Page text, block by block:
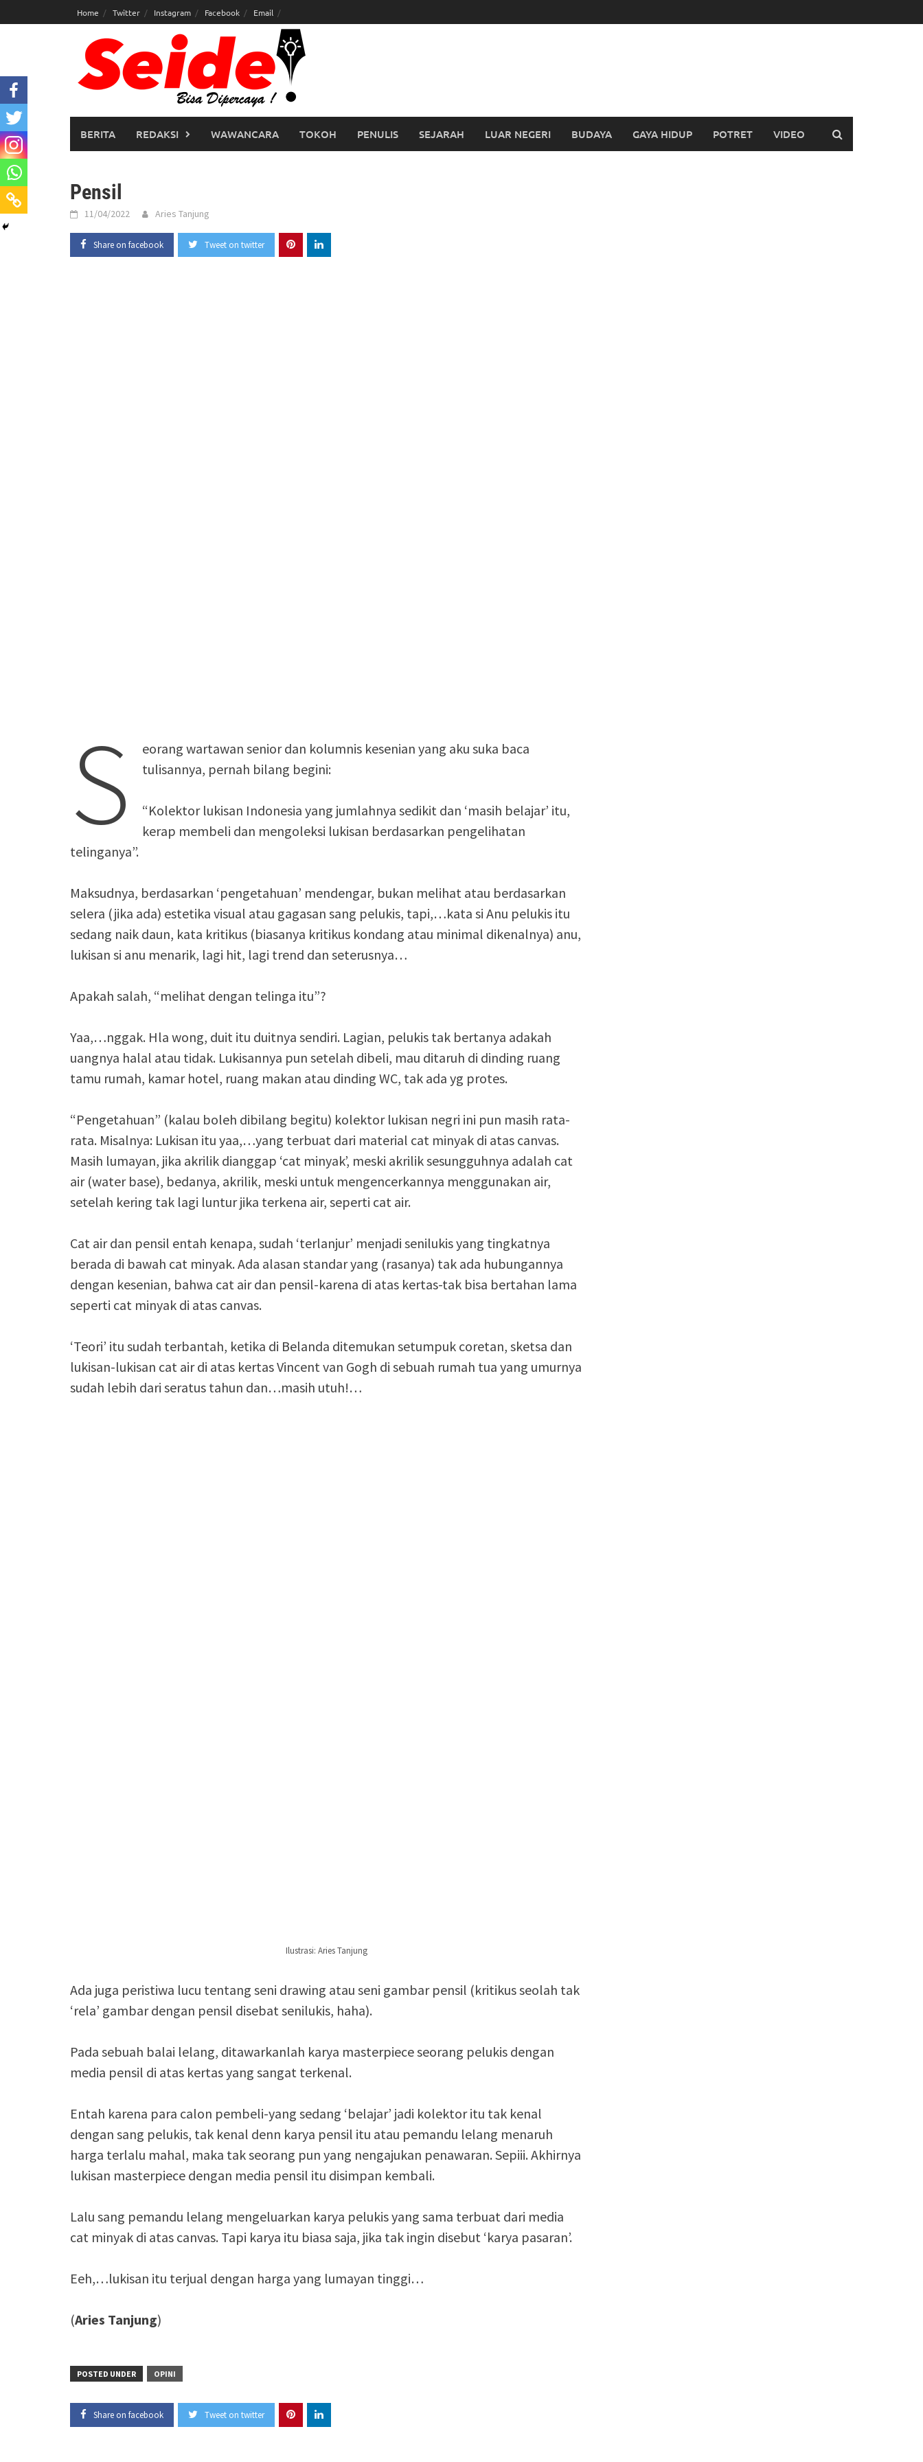
to
Home Twitter Instagram Facebook Email
BERITA REDAKSI WAWANCARA TOKOH PENULIS SEJARAH LUAR NEGERI BUDAYA GAYA HIDUP POTRET VIDEO
Pensil
11/04/2022 Aries Tanjung
Share on facebook Tweet on twitter
S
eorang wartawan senior dan kolumnis kesenian yang aku suka baca
tulisannya, pernah bilang begini:
“Kolektor lukisan Indonesia yang jumlahnya sedikit dan ‘masih belajar’ itu,
kerap membeli dan mengoleksi lukisan berdasarkan pengelihatan
telinganya”.
Maksudnya, berdasarkan ‘pengetahuan’ mendengar, bukan melihat atau berdasarkan
selera (jika ada) estetika visual atau gagasan sang pelukis, tapi,…kata si Anu pelukis itu
sedang naik daun, kata kritikus (biasanya kritikus kondang atau minimal dikenalnya) anu,
lukisan si anu menarik, lagi hit, lagi trend dan seterusnya…
Apakah salah, “melihat dengan telinga itu”?
Yaa,…nggak. Hla wong, duit itu duitnya sendiri. Lagian, pelukis tak bertanya adakah
uangnya halal atau tidak. Lukisannya pun setelah dibeli, mau ditaruh di dinding ruang
tamu rumah, kamar hotel, ruang makan atau dinding WC, tak ada yg protes.
“Pengetahuan” (kalau boleh dibilang begitu) kolektor lukisan negri ini pun masih rata-
rata. Misalnya: Lukisan itu yaa,…yang terbuat dari material cat minyak di atas canvas.
Masih lumayan, jika akrilik dianggap ‘cat minyak’, meski akrilik sesungguhnya adalah cat
air (water base), bedanya, akrilik, meski untuk mengencerkannya menggunakan air,
setelah kering tak lagi luntur jika terkena air, seperti cat air.
Cat air dan pensil entah kenapa, sudah ‘terlanjur’ menjadi senilukis yang tingkatnya
berada di bawah cat minyak. Ada alasan standar yang (rasanya) tak ada hubungannya
dengan kesenian, bahwa cat air dan pensil-karena di atas kertas-tak bisa bertahan lama
seperti cat minyak di atas canvas.
‘Teori’ itu sudah terbantah, ketika di Belanda ditemukan setumpuk coretan, sketsa dan
lukisan-lukisan cat air di atas kertas Vincent van Gogh di sebuah rumah tua yang umurnya
sudah lebih dari seratus tahun dan…masih utuh!…
Ilustrasi: Aries Tanjung
Ada juga peristiwa lucu tentang seni drawing atau seni gambar pensil (kritikus seolah tak
‘rela’ gambar dengan pensil disebat senilukis, haha).
Pada sebuah balai lelang, ditawarkanlah karya masterpiece seorang pelukis dengan
media pensil di atas kertas yang sangat terkenal.
Entah karena para calon pembeli-yang sedang ‘belajar’ jadi kolektor itu tak kenal
dengan sang pelukis, tak kenal denn karya pensil itu atau pemandu lelang menaruh
harga terlalu mahal, maka tak seorang pun yang nengajukan penawaran. Sepiii. Akhirnya
lukisan masterpiece dengan media pensil itu disimpan kembali.
Lalu sang pemandu lelang mengeluarkan karya pelukis yang sama terbuat dari media
cat minyak di atas canvas. Tapi karya itu biasa saja, jika tak ingin disebut ‘karya pasaran’.
Eeh,…lukisan itu terjual dengan harga yang lumayan tinggi…
(Aries Tanjung)
POSTED UNDER OPINI
Share on facebook Tweet on twitter